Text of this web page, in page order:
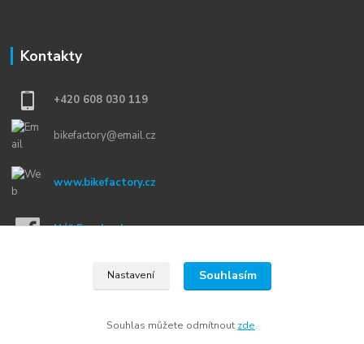
Kontakty
+420 608 030 119
bikefactory@email.cz
www.bikefactory.cz
Náš Facebook »
Nastavení Souhlasím
Souhlas můžete odmítnout zde.